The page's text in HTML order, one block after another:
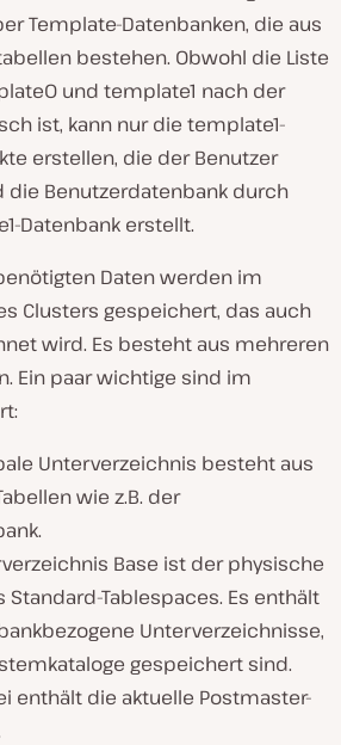
Template-Datenbanken, die aus
bestehen. Obwohl die Liste
und template1 nach der
ist, kann nur die template1-
erstellen, die der Benutzer
die Benutzerdatenbank durch
Datenbank erstellt.
Daten werden im
Clusters gespeichert, das auch
wird. Es besteht aus mehreren
Ein paar wichtige sind im
Unterverzeichnis besteht aus
wie z.B. der
Base ist der physische
Tablespaces. Es enthält
Unterverzeichnisse,
gespeichert sind.
enthält die aktuelle Postmaster-